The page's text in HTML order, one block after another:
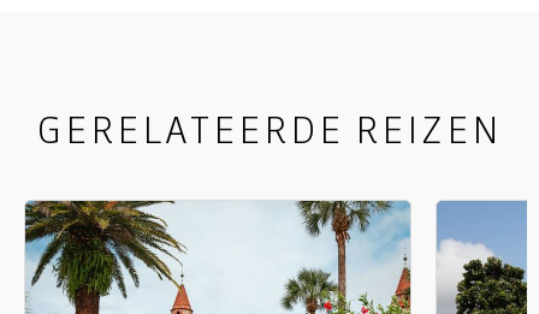
GERELATEERDE REIZEN